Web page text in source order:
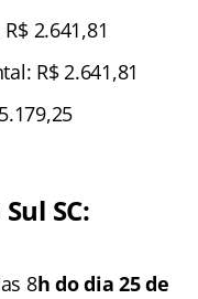
2.641,81
R$ 2.641,81
SC:
8h do dia 25 de